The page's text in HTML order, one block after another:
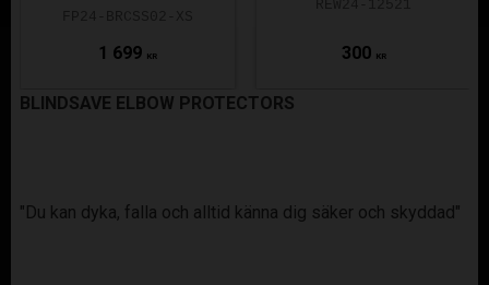
1 699 KR 300 KR
BLINDSAVE ELBOW PROTECTORS
"Du kan dyka, falla och alltid känna dig säker och skyddad"